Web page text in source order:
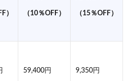
） （10％OFF） （15％OFF）
59,400円 9,350円